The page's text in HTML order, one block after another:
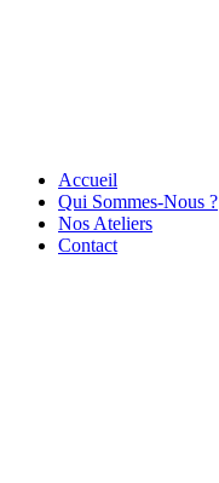
Accueil
Qui Sommes-Nous ?
Nos Ateliers
Contact